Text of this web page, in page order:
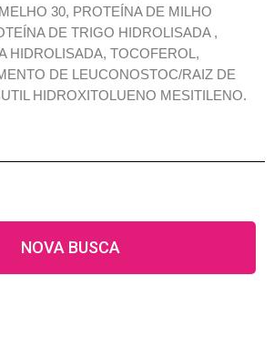
30, PROTEÍNA DE MILHO
DE TRIGO HIDROLISADA ,
HIDROLISADA, TOCOFEROL,
DE LEUCONOSTOC/RAIZ DE
HIDROXITOLUENO MESITILENO.
NOVA BUSCA